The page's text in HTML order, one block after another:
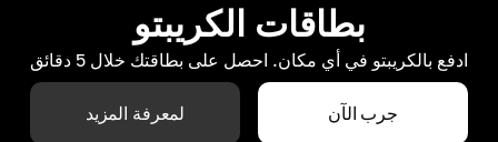
بطاقات الكريبتو
ادفع بالكريبتو في أي مكان. احصل على بطاقتك خلال 5 دقائق
جرب الآن لمعرفة المزيد